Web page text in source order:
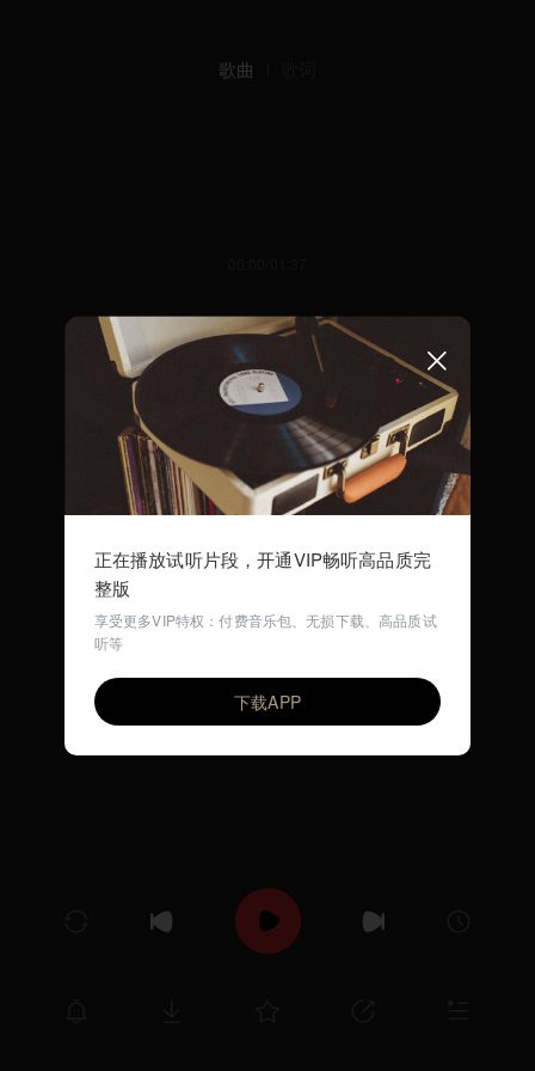
歌曲
VIP 尤静波
正在播放试听片段，开通VIP畅听高品质完
整版
享受更多VIP特权：付费音乐包、无损下载、高品质试
听等
下载APP
